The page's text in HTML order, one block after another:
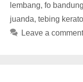
lembang, fo bandung
juanda, tebing
Leave a comment